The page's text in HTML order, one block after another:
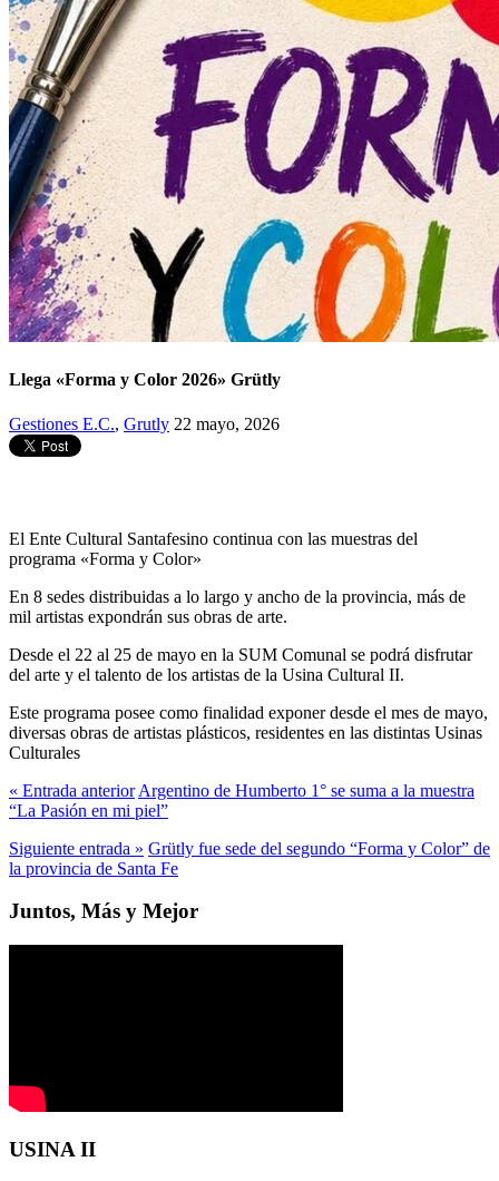
Llega «Forma y Color 2026» Grütly
Gestiones E.C., Grutly 22 mayo, 2026
El Ente Cultural Santafesino continua con las muestras del
programa «Forma y Color»
En 8 sedes distribuidas a lo largo y ancho de la provincia, más de
mil artistas expondrán sus obras de arte.
Desde el 22 al 25 de mayo en la SUM Comunal se podrá disfrutar
del arte y el talento de los artistas de la Usina Cultural II.
Este programa posee como finalidad exponer desde el mes de mayo,
diversas obras de artistas plásticos, residentes en las distintas Usinas
Culturales
« Entrada anterior Argentino de Humberto 1° se suma a la muestra
“La Pasión en mi piel”
Siguiente entrada » Grütly fue sede del segundo “Forma y Color” de
la provincia de Santa Fe
Juntos, Más y Mejor
USINA II